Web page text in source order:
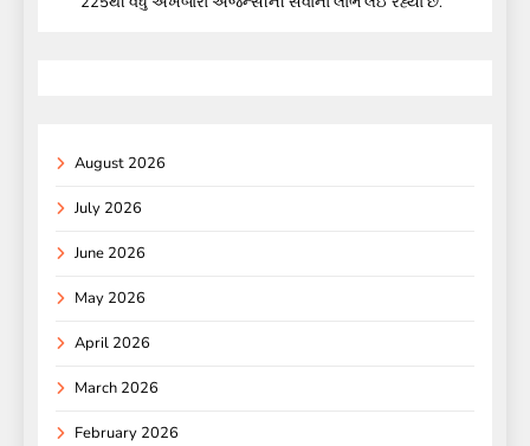
August 2026
July 2026
June 2026
May 2026
April 2026
March 2026
February 2026